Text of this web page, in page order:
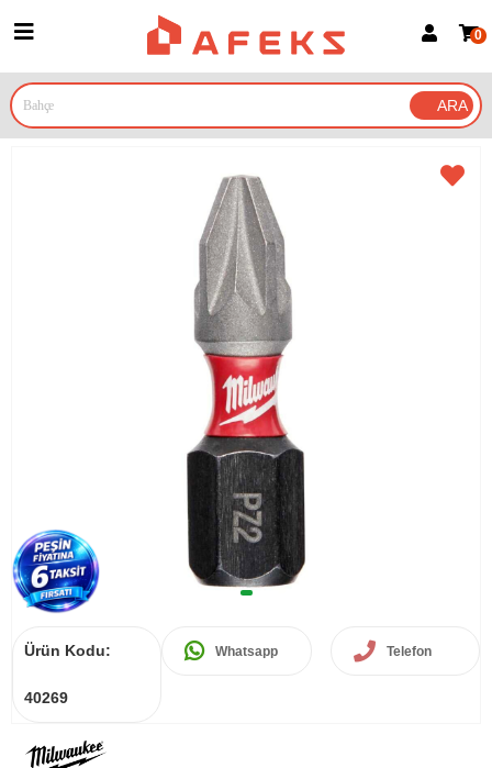
Google İle Bağlan
0
Ürün Kodu:
40269
Whatsapp Telefon